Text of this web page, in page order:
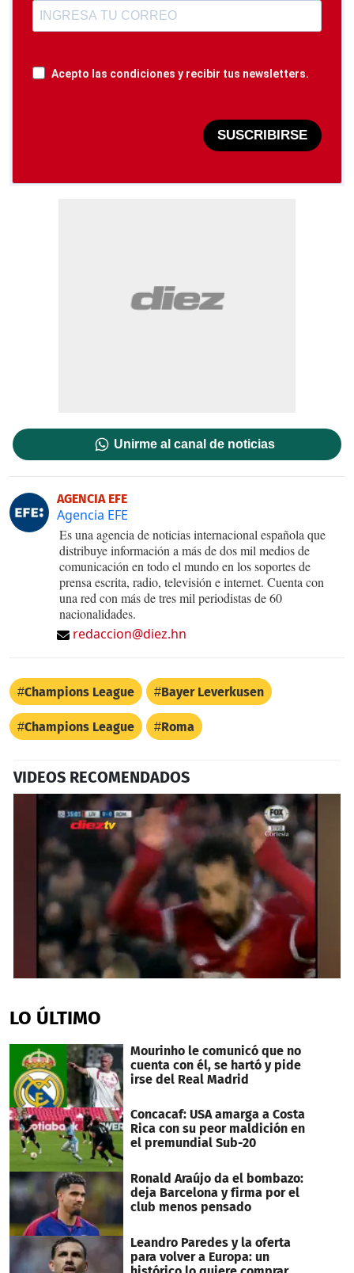
Acepto las condiciones y recibir tus newsletters.
SUSCRIBIRSE
Unirme al canal de noticias
AGENCIA EFE
Agencia EFE
Es una agencia de noticias internacional española que
distribuye información a más de dos mil medios de
comunicación en todo el mundo en los soportes de
prensa escrita, radio, televisión e internet. Cuenta con
una red con más de tres mil periodistas de 60
nacionalidades.
redaccion@diez.hn
Champions League Bayer Leverkusen
Champions League Roma
VIDEOS RECOMENDADOS
of
2
2
seconds
LO ÚLTIMO
Mourinho le comunicó que no
cuenta con él, se hartó y pide
irse del Real Madrid
Concacaf: USA amarga a Costa
Rica con su peor maldición en
el premundial Sub-20
Ronald Araújo da el bombazo:
deja Barcelona y firma por el
club menos pensado
Leandro Paredes y la oferta
para volver a Europa: un